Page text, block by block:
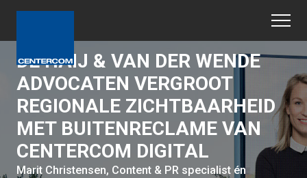
DE HAIJ & VAN DER WENDE
ADVOCATEN VERGROOT
REGIONALE ZICHTBAARHEID
MET BUITENRECLAME VAN
CENTERCOM DIGITAL
Marit Christensen, Content & PR specialist én